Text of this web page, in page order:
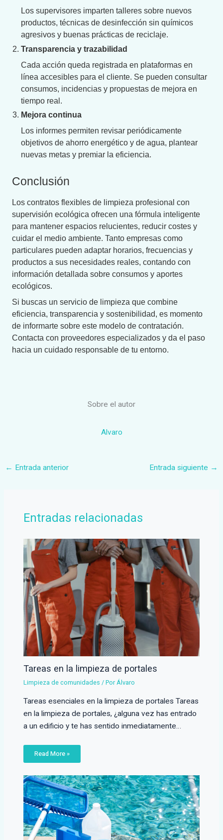
Los supervisores imparten talleres sobre nuevos
productos, técnicas de desinfección sin químicos
agresivos y buenas prácticas de reciclaje.
Transparencia y trazabilidad
Cada acción queda registrada en plataformas en
línea accesibles para el cliente. Se pueden consultar
consumos, incidencias y propuestas de mejora en
tiempo real.
Mejora continua
Los informes permiten revisar periódicamente
objetivos de ahorro energético y de agua, plantear
nuevas metas y premiar la eficiencia.
Conclusión
Los contratos flexibles de limpieza profesional con
supervisión ecológica ofrecen una fórmula inteligente
para mantener espacios relucientes, reducir costes y
cuidar el medio ambiente. Tanto empresas como
particulares pueden adaptar horarios, frecuencias y
productos a sus necesidades reales, contando con
información detallada sobre consumos y aportes
ecológicos.
Si buscas un servicio de limpieza que combine
eficiencia, transparencia y sostenibilidad, es momento
de informarte sobre este modelo de contratación.
Contacta con proveedores especializados y da el paso
hacia un cuidado responsable de tu entorno.
Sobre el autor
Alvaro
← Entrada anterior Entrada siguiente →
Entradas relacionadas
Tareas en la limpieza de portales
Limpieza de comunidades / Por Álvaro
Tareas esenciales en la limpieza de portales Tareas
en la limpieza de portales, ¿alguna vez has entrado
a un edificio y te has sentido inmediatamente…
Read More »